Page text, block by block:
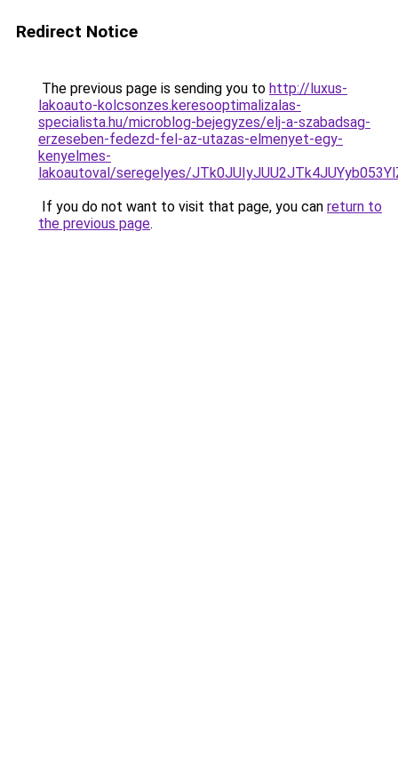
Redirect Notice
The previous page is sending you to http://luxus-
lakoauto-kolcsonzes.keresooptimalizalas-
specialista.hu/microblog-bejegyzes/elj-a-szabadsag-
erzeseben-fedezd-fel-az-utazas-elmenyet-egy-
kenyelmes-
lakoautoval/seregelyes/
If you do not want to visit that page, you can return to
the previous page.